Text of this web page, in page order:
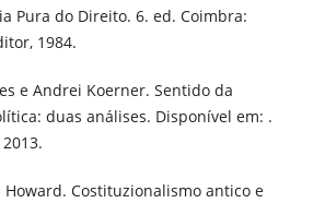
Pura do Direito. 6. ed. Coimbra:
1984.
e Andrei Koerner. Sentido da
duas análises. Disponível em: .
Howard. Costituzionalismo antico e